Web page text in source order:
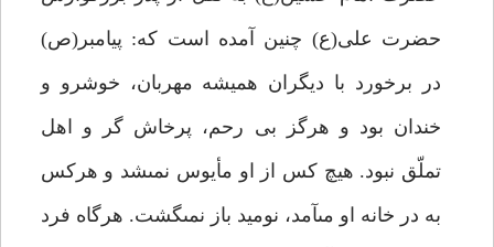
حضرت على(ع) چنين آمده است كه: پيامبر(ص)
در برخورد با ديگران هميشه مهربان، خوش‏رو و
خندان بود و هرگز بى رحم، پرخاش گر و اهل
تملّق نبود. هيچ كس از او مأيوس نمى‏شد و هركس
به در خانه او مى‏آمد، نوميد باز نمى‏گشت. هرگاه فرد